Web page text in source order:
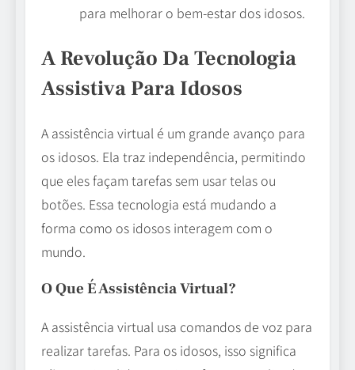
para melhorar o bem-estar dos idosos.
A Revolução Da Tecnologia
Assistiva Para Idosos
A assistência virtual é um grande avanço para
os idosos. Ela traz independência, permitindo
que eles façam tarefas sem usar telas ou
botões. Essa tecnologia está mudando a
forma como os idosos interagem com o
mundo.
O Que É Assistência Virtual?
A assistência virtual usa comandos de voz para
realizar tarefas. Para os idosos, isso significa